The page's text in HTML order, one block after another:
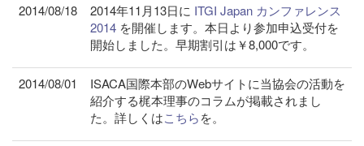
2014/08/18 2014年11月13日に ITGI Japan カンファレンス
2014 を開催します。本日より参加申込受付を
開始しました。早期割引は￥8,000です。
2014/08/01
ISACA国際本部のWebサイトに当協会の活動を
紹介する梶本理事のコラムが掲載されまし
た。詳しくはこちらを。